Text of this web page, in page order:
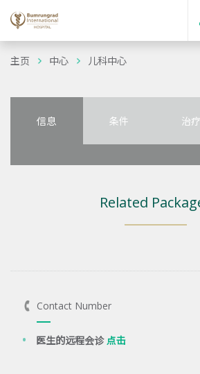
主页 中心 儿科中心
信息 条件 治疗
Related
Contact Number
医生的远程会诊点击